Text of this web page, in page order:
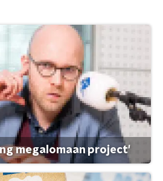
megalomaan project'